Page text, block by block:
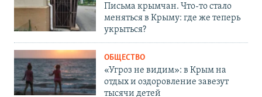
Письма крымчан. Что-то стало
меняться в Крыму: где же теперь
укрыться?
ОБЩЕСТВО
«Угроз не видим»: в Крым на
отдых и оздоровление завезут
тысячи детей